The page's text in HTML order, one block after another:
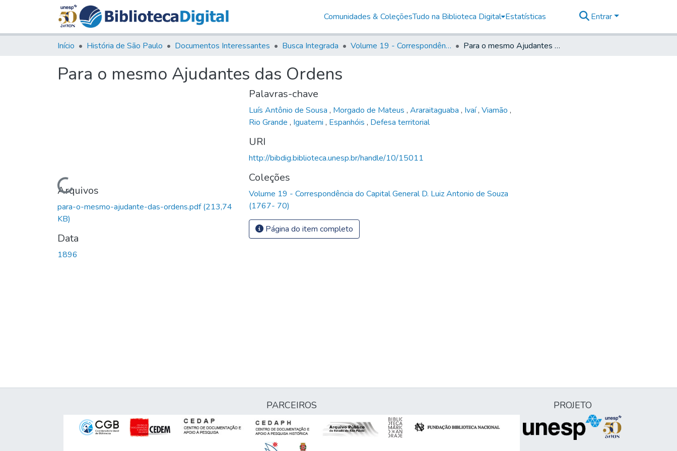
Comunidades & ColeçõesTudo na Biblioteca Digital Estatísticas Entrar
Início História de São Paulo Documentos Interessantes Busca Integrada Volume 19 - Correspondência do Capital General D. Luiz Antonio de Souza (1767- 70) Para o mesmo Ajudantes das Ordens
Para o mesmo Ajudantes das Ordens
Carregando...
Arquivos
para-o-mesmo-ajudante-das-ordens.pdf(213,74
KB)
Data
1896
Palavras-chave
Luís Antônio de Sousa , Morgado de Mateus , Araraitaguaba , Ivaí, Viamão ,
Rio Grande , Iguatemi , Espanhóis , Defesa territorial
URI
http://bibdig.biblioteca.unesp.br/handle/10/15011
Coleções
Volume 19 - Correspondência do Capital General D. Luiz Antonio de Souza
(1767- 70)
Página do item completo
PARCEIROS PROJETO